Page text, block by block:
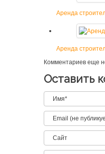
Аренда
Аренда
Комментариев еще
Оставить